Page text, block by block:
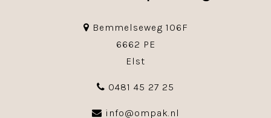
Bemmelseweg 106F
6662 PE
Elst
0481 45 27 25
info@ompak.nl